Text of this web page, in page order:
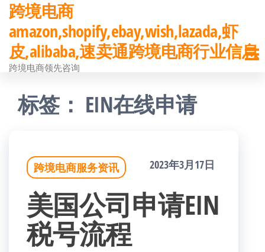
前
往
内
跨境电商
amazon,shopify,ebay,wish,lazada,虾
皮,alibaba,速卖通跨境电商行业信息
跨境电商领先咨询
标签： EIN在线申请
跨境电商服务资讯 2023年3月17日
美国公司申请EIN
税号流程